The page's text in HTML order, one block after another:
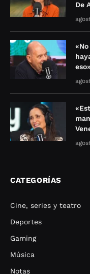
De
CATEGORÍAS
Cine, series y teatro
Deportes
Gaming
Música
Notas